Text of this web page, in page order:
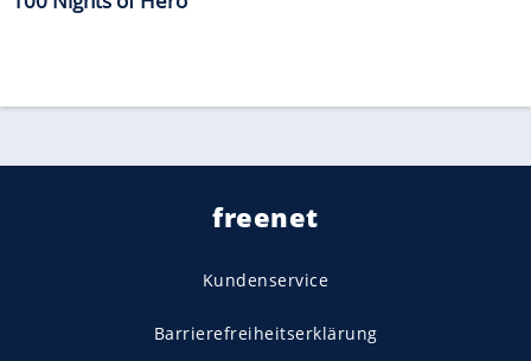
freenet
Kundenservice
Barrierefreiheitserklärung